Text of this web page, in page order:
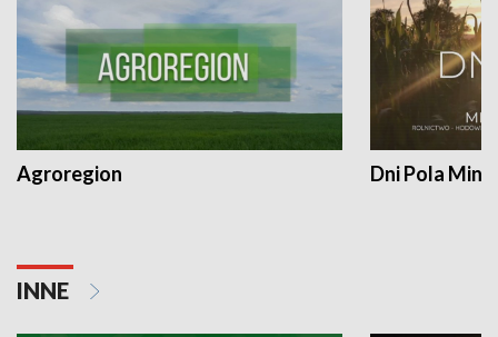
Agroregion Dni Pola
INNE